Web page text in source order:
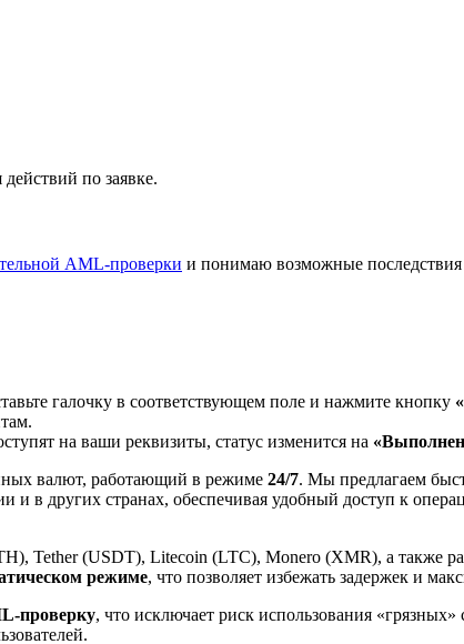
по заявке.
AML-проверки и понимаю возможные последствия
галочку в соответствующем поле и нажмите кнопку
на ваши реквизиты, статус изменится на
валют, работающий в режиме 24/7. Мы предлагаем
в других странах, обеспечивая удобный доступ к
Tether (USDT), Litecoin (LTC), Monero (XMR), а также
режиме, что позволяет избежать задержек и
проверку, что исключает риск использования «грязных»